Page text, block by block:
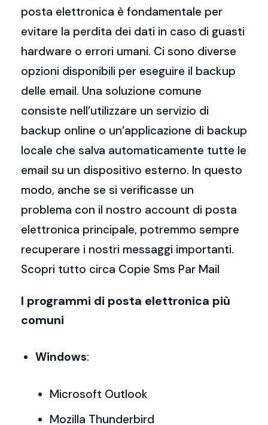
posta elettronica è fondamentale per
evitare la perdita dei dati in caso di guasti
hardware o errori umani. Ci sono diverse
opzioni disponibili per eseguire il backup
delle email. Una soluzione comune
consiste nell’utilizzare un servizio di
backup online o un’applicazione di backup
locale che salva automaticamente tutte le
email su un dispositivo esterno. In questo
modo, anche se si verificasse un
problema con il nostro account di posta
elettronica principale, potremmo sempre
recuperare i nostri messaggi importanti.
Scopri tutto circa Copie Sms Par Mail
I programmi di posta elettronica più
comuni
Windows:
Microsoft Outlook
Mozilla Thunderbird